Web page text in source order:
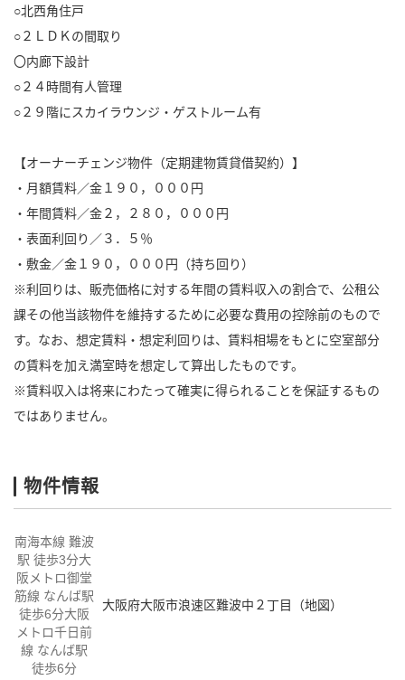
○北西角住戸
○２ＬＤＫの間取り
〇内廊下設計
○２４時間有人管理
○２９階にスカイラウンジ・ゲストルーム有
【オーナーチェンジ物件（定期建物賃貸借契約）】
・月額賃料／金１９０，０００円
・年間賃料／金２，２８０，０００円
・表面利回り／３．５％
・敷金／金１９０，０００円（持ち回り）
※利回りは、販売価格に対する年間の賃料収入の割合で、公租公
課その他当該物件を維持するために必要な費用の控除前のもので
す。なお、想定賃料・想定利回りは、賃料相場をもとに空室部分
の賃料を加え満室時を想定して算出したものです。
※賃料収入は将来にわたって確実に得られることを保証するもの
ではありません。
物件情報
南海本線 難波
駅 徒歩3分大
阪メトロ御堂
筋線 なんば駅
徒歩6分大阪
メトロ千日前
線 なんば駅
徒歩6分
大阪府大阪市浪速区難波中２丁目（地図）